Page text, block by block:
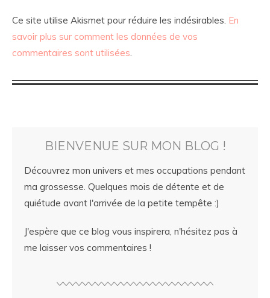
Ce site utilise Akismet pour réduire les indésirables. En
savoir plus sur comment les données de vos
commentaires sont utilisées.
BIENVENUE SUR MON BLOG !
Découvrez mon univers et mes occupations pendant
ma grossesse. Quelques mois de détente et de
quiétude avant l'arrivée de la petite tempête :)
J'espère que ce blog vous inspirera, n'hésitez pas à
me laisser vos commentaires !